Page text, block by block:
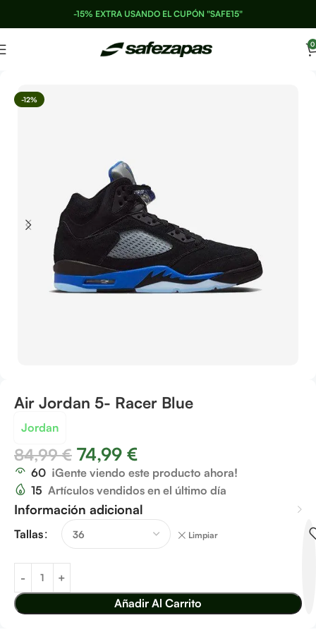
-15% EXTRA USANDO EL CUPÓN "SAFE15"
0
-12%
Air Jordan 5- Racer Blue
Jordan
84,99€ 74,99 €
60 ¡Gente viendo este producto ahora!
15 Artículos vendidos en el último día
Información adicional
Tallas Limpiar
Añadir Al Carrito